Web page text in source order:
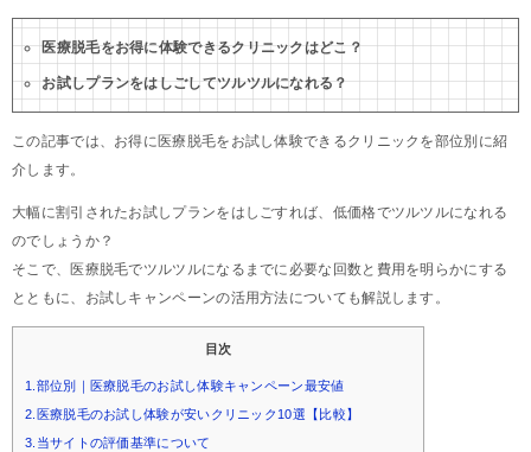
医療脱毛をお得に体験できるクリニックはどこ？
お試しプランをはしごしてツルツルになれる？
この記事では、お得に医療脱毛をお試し体験できるクリニックを部位別に紹
介します。
大幅に割引されたお試しプランをはしごすれば、低価格でツルツルになれる
のでしょうか？
そこで、医療脱毛でツルツルになるまでに必要な回数と費用を明らかにする
とともに、お試しキャンペーンの活用方法についても解説します。
目次
1.部位別｜医療脱毛のお試し体験キャンペーン最安値
2.医療脱毛のお試し体験が安いクリニック10選【比較】
3.当サイトの評価基準について